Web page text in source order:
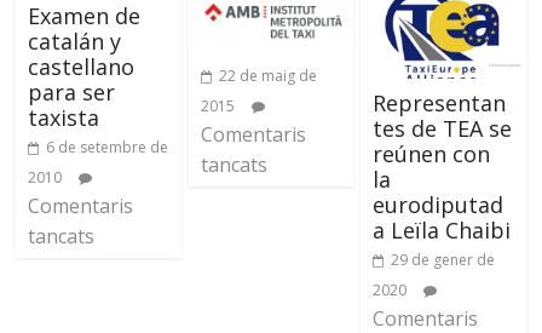
Examen de
catalán y
castellano
para ser
taxista
6 de setembre de
2010
Comentaris
tancats
22 de maig de
2015
Comentaris
tancats
Representan
tes de TEA se
reúnen con
la
eurodiputad
a Leïla Chaibi
29 de gener de
2020
Comentaris